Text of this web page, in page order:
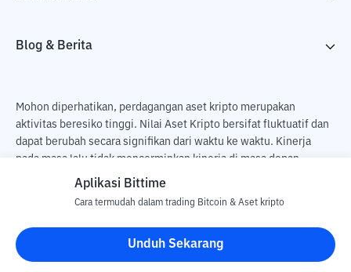
Blog & Berita
Mohon diperhatikan, perdagangan aset kripto merupakan
aktivitas beresiko tinggi. Nilai Aset Kripto bersifat fluktuatif dan
dapat berubah secara signifikan dari waktu ke waktu. Kinerja
pada masa lalu tidak mencerminkan kinerja di masa depan.
Terdapat risiko kehilangan sebagai dampak dari membeli dan
pengguna. PT Utama Aset Digital Indonesia (Bittime) tidak
bertanggung jawab atas perubahan fluktuasi dari nilai tukar Aset
Kripto.
Aplikasi Bittime
Cara termudah dalam trading Bitcoin & Aset kripto
Unduh Sekarang